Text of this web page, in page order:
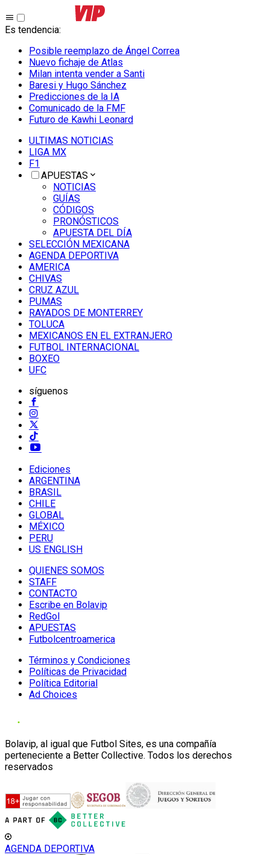
Es tendencia:
Posible reemplazo de Ángel Correa
Nuevo fichaje de Atlas
Milan intenta vender a Santi
Baresi y Hugo Sánchez
Predicciones de la IA
Comunicado de la FMF
Futuro de Kawhi Leonard
ULTIMAS NOTICIAS
LIGA MX
F1
APUESTAS
NOTICIAS
GUÍAS
CÓDIGOS
PRONÓSTICOS
APUESTA DEL DÍA
SELECCIÓN MEXICANA
AGENDA DEPORTIVA
AMERICA
CHIVAS
CRUZ AZUL
PUMAS
RAYADOS DE MONTERREY
TOLUCA
MEXICANOS EN EL EXTRANJERO
FUTBOL INTERNACIONAL
BOXEO
UFC
síguenos
Ediciones
ARGENTINA
BRASIL
CHILE
GLOBAL
MÉXICO
PERU
US ENGLISH
QUIENES SOMOS
STAFF
CONTACTO
Escribe en Bolavip
RedGol
APUESTAS
Futbolcentroamerica
Términos y Condiciones
Políticas de Privacidad
Política Editorial
Ad Choices
Bolavip, al igual que Futbol Sites, es una compañía
perteneciente a Better Collective. Todos los derechos
reservados
AGENDA DEPORTIVA